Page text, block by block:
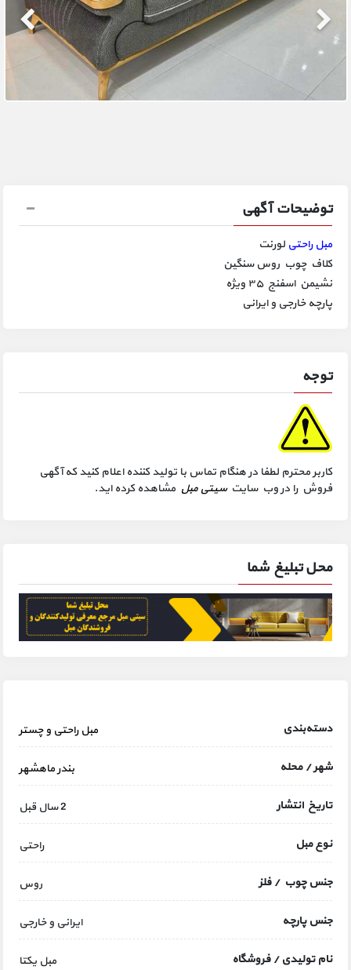
توضیحات آگهی
مبل راحتی لورنت
کلاف چوب روس سنگین
نشیمن اسفنج ۳۵ ویژه
پارچه خارجی و ایرانی
توجه
کاربر محترم لطفا در هنگام تماس با تولید کننده اعلام کنید که آگهی
فروش را در وب سایتسیتی مبل مشاهده کرده اید.
محل تبلیغ شما
دسته‌بندی مبل راحتی و چستر
شهر / محله بندر ماهشهر
تاریخ انتشار 2 سال قبل
نوع مبل راحتی
جنس چوب / فلز روس
جنس پارچه ایرانی و خارجی
نام تولیدی / فروشگاه مبل یکتا